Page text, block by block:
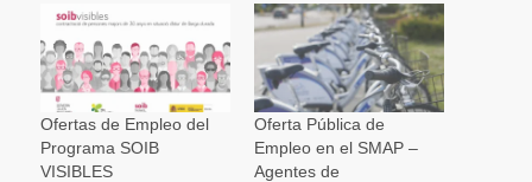
en
una
ventana
nueva)
una
ventana
nueva)
una
ventana
nueva)
ventana
nueva)
electrónico
a
un
amigo
(Se
abre
en
una
ventana
nueva)
Ofertas de Empleo del
Programa SOIB
VISIBLES
Oferta Pública de
Empleo en el SMAP –
Agentes de